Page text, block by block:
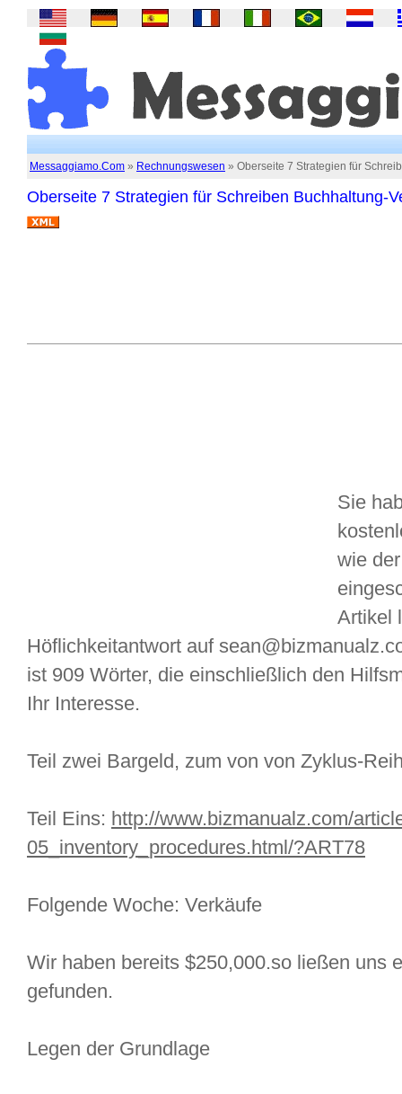
Messaggiamo.Com » Rechnungswesen » Oberseite 7 Strategien für
Oberseite 7 Strategien für Schreiben Buchhaltung-
Sie
wie
Artikel
Höflichkeitantwort auf
ist 909 Wörter, die einschließlich den
Ihr Interesse.
Teil zwei Bargeld, zum von von Zyklus-
Teil Eins: http://www.bizmanualz.com/
05_inventory_procedures.html/?ART78
Folgende Woche: Verkäufe
Wir haben bereits $250,000.so ließen uns
gefunden.
Legen der Grundlage